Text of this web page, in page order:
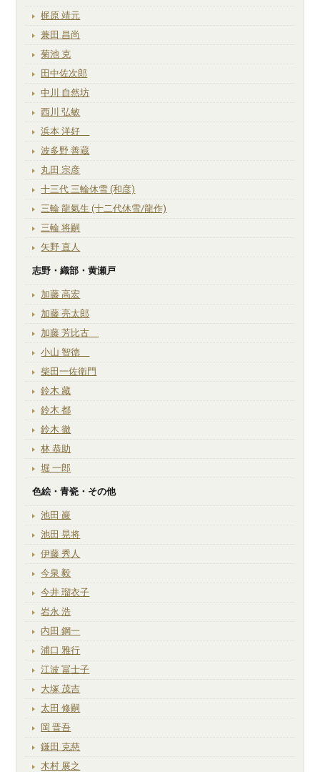
梶原 靖元
兼田 昌尚
菊池 克
田中佐次郎
中川 自然坊
西川 弘敏
浜本 洋好
波多野 善蔵
丸田 宗彦
十三代 三輪休雪 (和彦)
三輪 龍氣生 (十二代休雪/龍作)
三輪 将嗣
矢野 直人
志野・織部・黄瀬戸
加藤 高宏
加藤 亮太郎
加藤 芳比古
小山 智徳
柴田一佐衛門
鈴木 藏
鈴木 都
鈴木 徹
林 恭助
堀 一郎
色絵・青瓷・その他
池田 巖
池田 晃将
伊藤 秀人
今泉 毅
今井 瑠衣子
岩永 浩
内田 鋼一
浦口 雅行
江波 冨士子
大塚 茂吉
太田 修嗣
岡 晋吾
鎌田 克慈
木村 展之